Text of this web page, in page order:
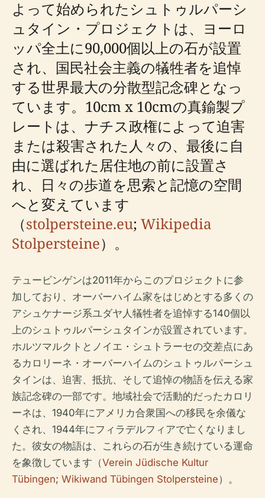
よって始められたシュトゥルパーシ
ュタイン・プロジェクトは、ヨーロ
ッパ全土に90,000個以上の石が設置
され、国民社会主義の犠牲者を追悼
する世界最大の分散型記念碑となっ
ています。10cm x 10cmの真鍮製プ
レートは、ナチス政権によって迫害
または殺害された人々の、最後に自
由に選ばれた居住地の前に設置さ
れ、日々の歩道を思索と記憶の空間
へと変えています
（stolpersteine.eu; Wikipedia
Stolpersteine）。
テュービンゲンは2011年からこのプロジェクトに参
加しており、オーバーハイム家をはじめとする多くの
アシュケナージ系ユダヤ人犠牲者を追悼する140個以
上のシュトゥルパーシュタインが設置されています。
ホルツマルクトとノイエ・シュトラーセの交差点にあ
るカロリーネ・オーバーハイムのシュトゥルパーシュ
タインは、迫害、抵抗、そして追悼の物語を伝える家
族記念碑の一部です。地域社会で活動的だったカロリ
ーネは、1940年にアメリカ合衆国への移民を余儀な
くされ、1944年にフィラデルフィアで亡くなりまし
た。彼女の物語は、これらの石が生き続けている運命
を象徴しています（Verein Jüdische Kultur
Tübingen; Wikiwand Tübingen Stolpersteine）。